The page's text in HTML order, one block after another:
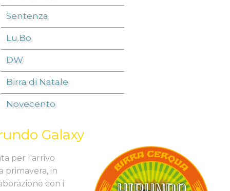
Sentenza
Lu.Bo
DW
Birra di Natale
Novecento
Galaxy
per l'arrivo
primavera, in
con i